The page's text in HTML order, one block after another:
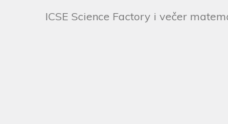
ICSE Science Factory i večer